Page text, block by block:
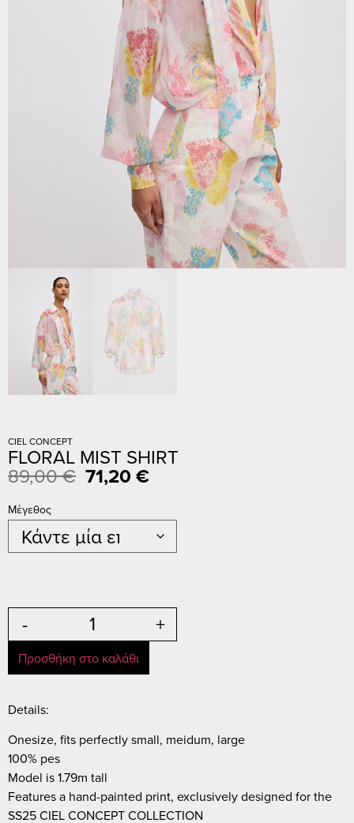
CIEL CONCEPT
FLORAL MIST SHIRT
89,00€ 71,20€
Μέγεθος
- +
Προσθήκη στο καλάθι
Details:
Onesize, fits perfectly small, meidum, large
100% pes
Model is 1.79m tall
Features a hand-painted print, exclusively designed for the
SS25 CIEL CONCEPT COLLECTION